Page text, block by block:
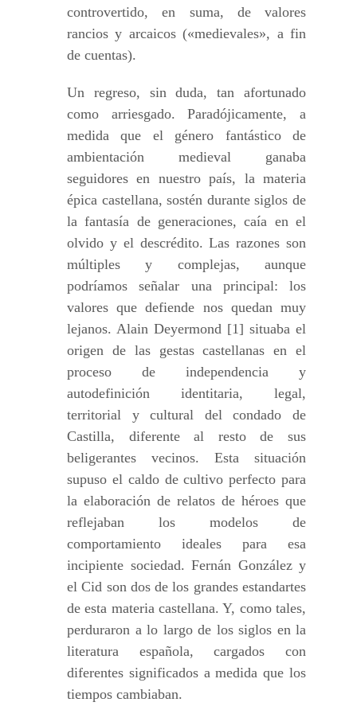
controvertido, en suma, de valores
rancios y arcaicos («medievales», a fin
de cuentas).
Un regreso, sin duda, tan afortunado
como arriesgado. Paradójicamente, a
medida que el género fantástico de
ambientación medieval ganaba
seguidores en nuestro país, la materia
épica castellana, sostén durante siglos de
la fantasía de generaciones, caía en el
olvido y el descrédito. Las razones son
múltiples y complejas, aunque
podríamos señalar una principal: los
valores que defiende nos quedan muy
lejanos. Alain Deyermond [1] situaba el
origen de las gestas castellanas en el
proceso de independencia y
autodefinición identitaria, legal,
territorial y cultural del condado de
Castilla, diferente al resto de sus
beligerantes vecinos. Esta situación
supuso el caldo de cultivo perfecto para
la elaboración de relatos de héroes que
reflejaban los modelos de
comportamiento ideales para esa
incipiente sociedad. Fernán González y
el Cid son dos de los grandes estandartes
de esta materia castellana. Y, como tales,
perduraron a lo largo de los siglos en la
literatura española, cargados con
diferentes significados a medida que los
tiempos cambiaban.